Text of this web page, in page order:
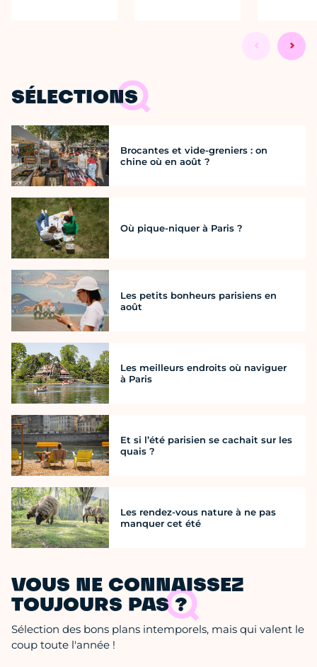
SÉLECTIONS
Brocantes et vide-greniers : on
chine où en août ?
Où pique-niquer à Paris ?
Les petits bonheurs parisiens en
août
Les meilleurs endroits où naviguer
à Paris
Et si l’été parisien se cachait sur les
quais ?
Les rendez-vous nature à ne pas
manquer cet été
VOUS NE CONNAISSEZ
TOUJOURS PAS ?
Sélection des bons plans intemporels, mais qui valent le
coup toute l'année !